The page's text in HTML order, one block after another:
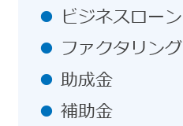
ビジネスローン
ファクタリング
助成金
補助金